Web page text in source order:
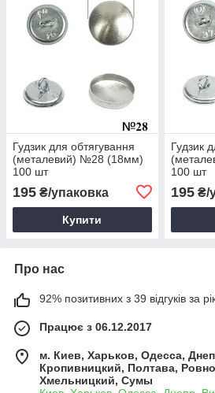
Гудзик для обтягування
(металевий) №28 (18мм)
100 шт
195 ₴/упаковка
Купити
Гудзик
100 шт
195₴/
Про нас
92% позитивних з 39 відгуків за
Працює з 06.12.2017
м. Киев, Харьков, Одесса,
Кропивницкий, Полтава,
Хмельницкий, Сумы